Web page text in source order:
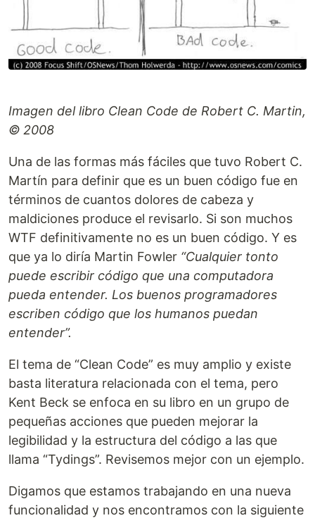
Imagen del libro Clean Code de Robert C. Martin,
© 2008
Una de las formas más fáciles que tuvo Robert C.
Martín para definir que es un buen código fue en
términos de cuantos dolores de cabeza y
maldiciones produce el revisarlo. Si son muchos
WTF definitivamente no es un buen código. Y es
que ya lo diría Martin Fowler “Cualquier tonto
puede escribir código que una computadora
pueda entender. Los buenos programadores
escriben código que los humanos puedan
entender”.
El tema de “Clean Code” es muy amplio y existe
basta literatura relacionada con el tema, pero
Kent Beck se enfoca en su libro en un grupo de
pequeñas acciones que pueden mejorar la
legibilidad y la estructura del código a las que
llama “Tydings”. Revisemos mejor con un ejemplo.
Digamos que estamos trabajando en una nueva
funcionalidad y nos encontramos con la siguiente